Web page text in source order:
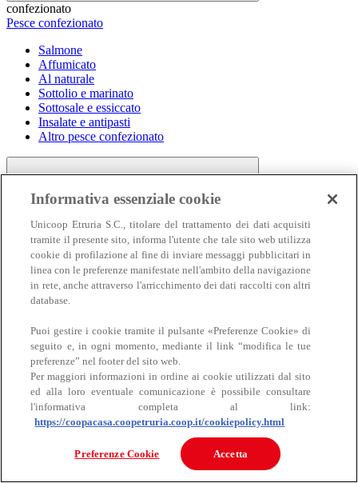
confezionato
Pesce confezionato
Salmone
Affumicato
Al naturale
Sottolio e marinato
Sottosale e essiccato
Insalate e antipasti
Altro pesce confezionato
Carne
Carne
Bovino
Informativa essenziale cookie
Unicoop Etruria S.C., titolare del trattamento dei dati acquisiti
tramite il presente sito, informa l'utente che tale sito web utilizza
cookie di profilazione al fine di inviare messaggi pubblicitari in
linea con le preferenze manifestate nell'ambito della navigazione
in rete, anche attraverso l'arricchimento dei dati raccolti con altri
database.
Puoi gestire i cookie tramite il pulsante «Preferenze Cookie» di
seguito e, in ogni momento, mediante il link “modifica le tue
preferenze” nel footer del sito web.
Per maggiori informazioni in ordine ai cookie utilizzati dal sito
ed alla loro eventuale comunicazione è possibile consultare
l'informativa completa al link:
https://coopacasa.coopetruria.coop.it/cookiepolicy.html
Preferenze Cookie Accetta